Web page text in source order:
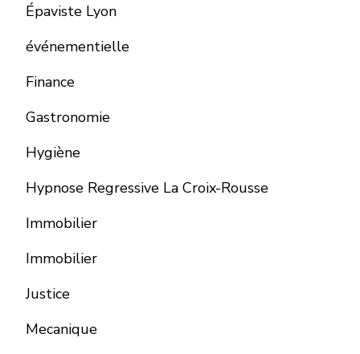
Épaviste Lyon
événementielle
Finance
Gastronomie
Hygiène
Hypnose Regressive La Croix-Rousse
Immobilier
Immobilier
Justice
Mecanique